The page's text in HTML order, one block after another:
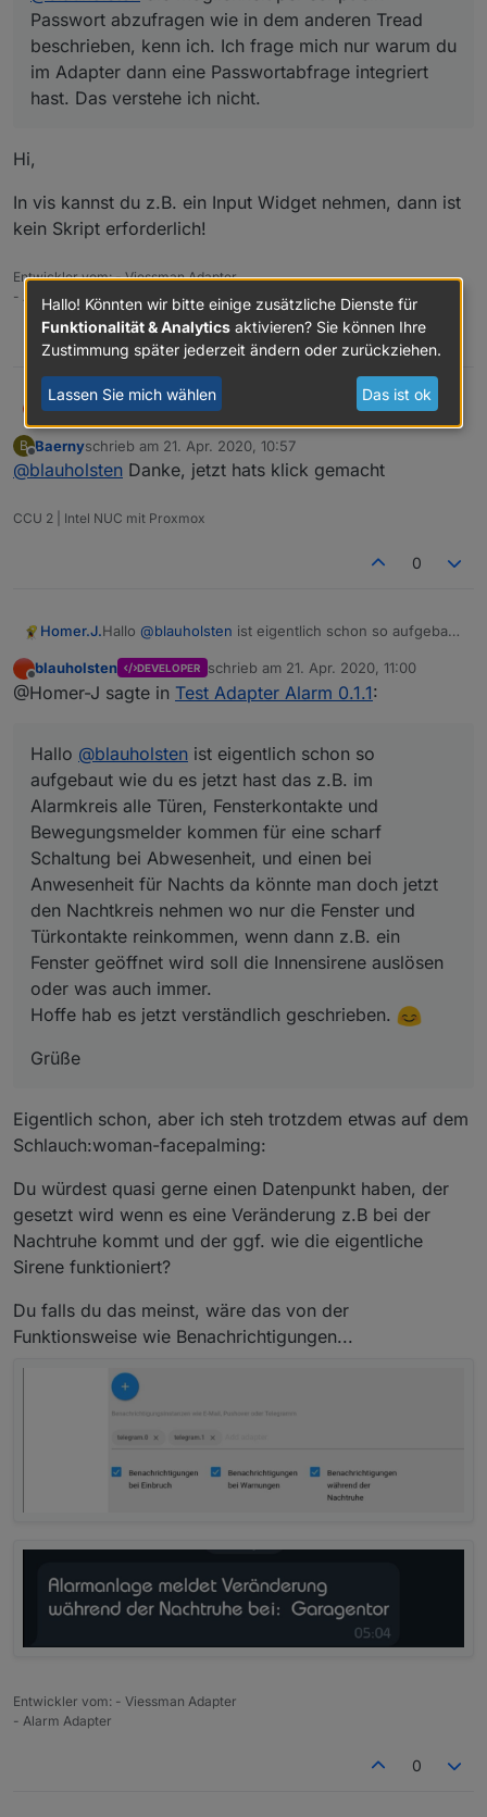
Passwort abzufragen wie in dem anderen Tread
beschrieben, kenn ich. Ich frage mich nur warum du
im Adapter dann eine Passwortabfrage integriert
hast. Das verstehe ich nicht.
Hi,
In vis kannst du z.B. ein Input Widget nehmen, dann ist
kein Skript erforderlich!
Entwickler vom: - Viessman Adapter
- Alarm Adapter
0
blauholsten@Baernysagte in Test Adapter Alarm 0.1.1:
@blauholsten die Möglichkeit per script ein
B
Offline
Baernyschrieb am 21. Apr. 2020, 10:57
zuletzt editiert von
@blauholsten Danke, jetzt hats klick gemacht
CCU 2 | Intel NUC mit Proxmox
0
Homer.J.Hallo @blauholsten ist eigentlich schon so aufgebaut
Fensterkontakte und Bewegungsmelder kommen für
eine scharf Schaltung bei Abwesenheit, und einen
Türkontakte reinkommen, wenn dann z.B. ein
Fenster geöffnet wird soll die Innensirene auslösen
oder was auch immer.
Hoffe hab es jetzt verständlich geschrieben.
Grüße
Offline
blauholsten DEVELOPER schrieb am 21. Apr. 2020, 11:00
zuletzt editiert von
@Homer-J sagte in Test Adapter Alarm 0.1.1:
Hallo @blauholsten ist eigentlich schon so
aufgebaut wie du es jetzt hast das z.B. im
Alarmkreis alle Türen, Fensterkontakte und
Bewegungsmelder kommen für eine scharf
Schaltung bei Abwesenheit, und einen bei
Anwesenheit für Nachts da könnte man doch jetzt
den Nachtkreis nehmen wo nur die Fenster und
Türkontakte reinkommen, wenn dann z.B. ein
Fenster geöffnet wird soll die Innensirene auslösen
oder was auch immer.
Hoffe hab es jetzt verständlich geschrieben.
Grüße
Eigentlich schon, aber ich steh trotzdem etwas auf dem
Schlauch:woman-facepalming:
Du würdest quasi gerne einen Datenpunkt haben, der
gesetzt wird wenn es eine Veränderung z.B bei der
Nachtruhe kommt und der ggf. wie die eigentliche
Sirene funktioniert?
Du falls du das meinst, wäre das von der
Funktionsweise wie Benachrichtigungen...
Entwickler vom: - Viessman Adapter
- Alarm Adapter
0
Hallo! Könnten wir bitte einige zusätzliche Dienste für
Funktionalität & Analytics aktivieren? Sie können Ihre
Zustimmung später jederzeit ändern oder zurückziehen.
Lassen Sie mich wählen Das ist ok